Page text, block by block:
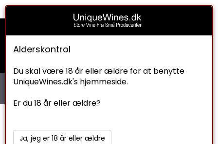
Indkøbskurv Check ud Om os
0
Alderskontrol
Du skal være 18 år eller ældre for at benytte
UniqueWines.dk's hjemmeside.
Er du 18 år eller ældre?
Ja, jeg er 18 år eller ældre